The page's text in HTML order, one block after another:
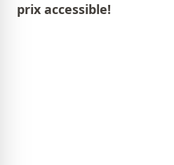
prix accessible!